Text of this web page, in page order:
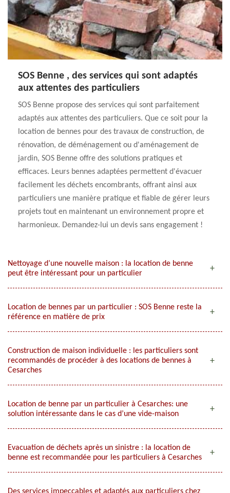
SOS Benne , des services qui sont adaptés
aux attentes des particuliers
SOS Benne propose des services qui sont parfaitement
adaptés aux attentes des particuliers. Que ce soit pour la
location de bennes pour des travaux de construction, de
rénovation, de déménagement ou d'aménagement de
jardin, SOS Benne offre des solutions pratiques et
efficaces. Leurs bennes adaptées permettent d'évacuer
facilement les déchets encombrants, offrant ainsi aux
particuliers une manière pratique et fiable de gérer leurs
projets tout en maintenant un environnement propre et
harmonieux. Demandez-lui un devis sans engagement !
Nettoyage d’une nouvelle maison : la location de benne
peut être intéressant pour un particulier
Location de bennes par un particulier : SOS Benne reste la
référence en matière de prix
Construction de maison individuelle : les particuliers sont
recommandés de procéder à des locations de bennes à
Cesarches
Location de benne par un particulier à Cesarches: une
solution intéressante dans le cas d’une vide-maison
Evacuation de déchets après un sinistre : la location de
benne est recommandée pour les particuliers à Cesarches